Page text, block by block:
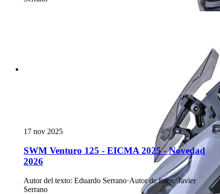
17 nov 2025
SWM Venturo 125 - EICMA 2025 - Novedad
2026
Autor del texto: Eduardo Serrano·Autor de fotos: Javier
Serrano